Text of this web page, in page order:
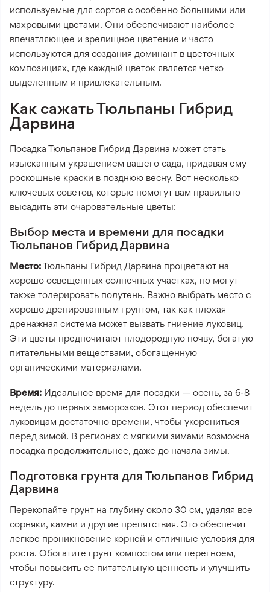
используемые для сортов с особенно большими или
махровыми цветами. Они обеспечивают наиболее
впечатляющее и зрелищное цветение и часто
используются для создания доминант в цветочных
композициях, где каждый цветок является четко
выделенным и привлекательным.
Как сажать Тюльпаны Гибрид
Дарвина
Посадка Тюльпанов Гибрид Дарвина может стать
изысканным украшением вашего сада, придавая ему
роскошные краски в позднюю весну. Вот несколько
ключевых советов, которые помогут вам правильно
высадить эти очаровательные цветы:
Выбор места и времени для посадки
Тюльпанов Гибрид Дарвина
Место:Тюльпаны Гибрид Дарвина процветают на
хорошо освещенных солнечных участках, но могут
также толерировать полутень. Важно выбрать место с
хорошо дренированным грунтом, так как плохая
дренажная система может вызвать гниение луковиц.
Эти цветы предпочитают плодородную почву, богатую
питательными веществами, обогащенную
органическими материалами.
Время: Идеальное время для посадки — осень, за 6-8
недель до первых заморозков. Этот период обеспечит
луковицам достаточно времени, чтобы укорениться
перед зимой. В регионах с мягкими зимами возможна
посадка продолжительнее, даже до начала зимы.
Подготовка грунта для Тюльпанов Гибрид
Дарвина
Перекопайте грунт на глубину около 30 см, удаляя все
сорняки, камни и другие препятствия. Это обеспечит
легкое проникновение корней и отличные условия для
роста. Обогатите грунт компостом или перегноем,
чтобы повысить ее питательную ценность и улучшить
структуру.